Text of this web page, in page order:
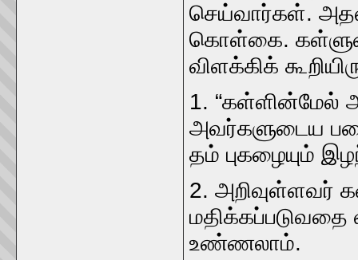
செய்வார்கள்‌.
கொள்கை.
விளக்கிக்‌
1. “கள்ளின்மேல்‌
அவர்களுடைய
தம்‌ புகழையும்‌
2. அறிவுள்ளவர்‌
உண்ணலாம்‌.